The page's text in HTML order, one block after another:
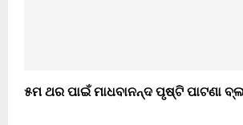
୫ମ ଥର ପାଇଁ ମାଧବାନନ୍ଦ ପୃଷ୍ଟି ପାଟଣା